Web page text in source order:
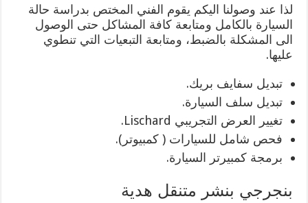
لذا عند وصولنا اليكم يقوم الفني المختص بدراسة حالة
السيارة بالكامل ومتابعة كافة المشاكل حتى الوصول
الى المشكلة بالضبط، ومتابعة التبعيات التي تنطوي
عليها.
تبديل سفايف بريك.
تبديل سلف السيارة.
تغيير العرض التجريبي Lischard.
فحص شامل للسيارات ( كمبيوتر).
برمجة كمبيرتر السيارة.
بنجرجي بنشر متنقل هدية